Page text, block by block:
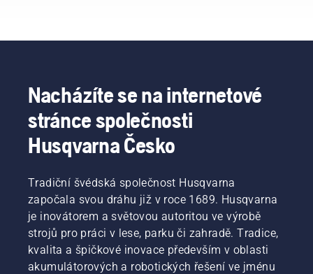
seče
snadno,
rychleji
a efektivněji.
Postup
ostření
nože na
trávu
najdete
v tomto
krátkém
videu.
Nacházíte se na internetové
stránce společnosti
Husqvarna Česko
Tradiční švédská společnost Husqvarna
započala svou dráhu již v roce 1689. Husqvarna
je inovátorem a světovou autoritou ve výrobě
strojů pro práci v lese, parku či zahradě. Tradice,
kvalita a špičkové inovace především v oblasti
akumulátorových a robotických řešení ve jménu